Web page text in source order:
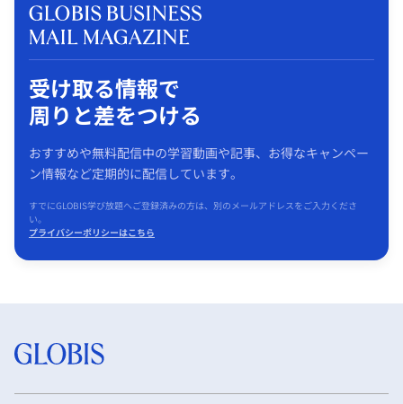
受け取る情報で
周りと差をつける
おすすめや無料配信中の学習動画や記事、お得なキャンペー
ン情報など定期的に配信しています。
すでにGLOBIS学び放題へご登録済みの方は、別のメールアドレスをご入力くださ
い。
プライバシーポリシーはこちら